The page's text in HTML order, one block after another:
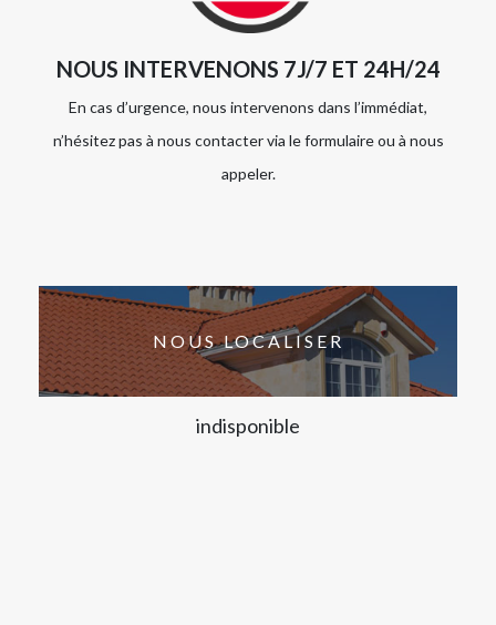
NOUS INTERVENONS 7J/7 ET 24H/24
En cas d’urgence, nous intervenons dans l’immédiat,
n’hésitez pas à nous contacter via le formulaire ou à nous
appeler.
NOUS LOCALISER
indisponible